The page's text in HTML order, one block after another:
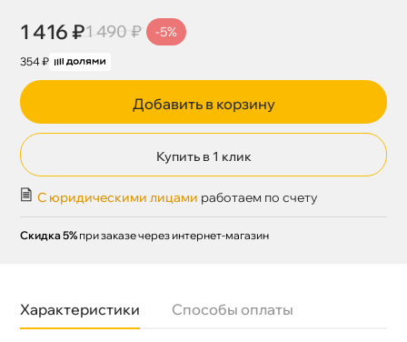
1 416 ₽1 490 ₽ -5%
354 ₽
Добавить в корзину
Купить в 1 клик
С юридическими лицами работаем по счету
Скидка 5% при заказе через интернет-магазин
Характеристики Способы оплаты